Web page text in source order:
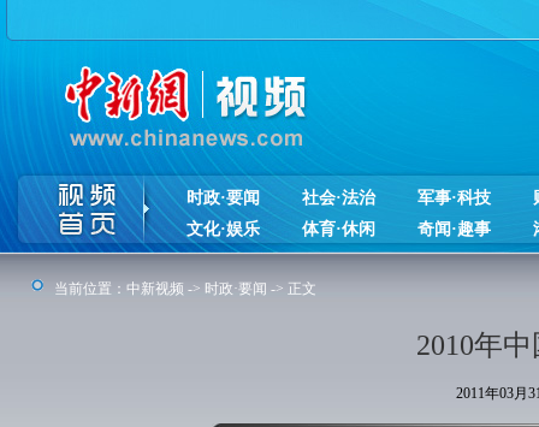
时政·要闻 社会·法治 军事·科技
文化·娱乐
体育·休闲 奇闻·趣事
当前位置： 中新视频 -> 时政·要闻 -> 正文
2010年
2011年03月